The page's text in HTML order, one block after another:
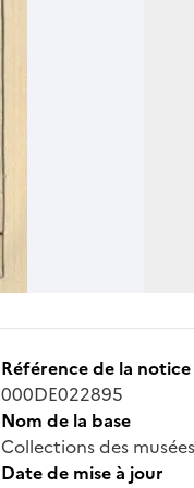
Référence de la notice
000DE022895
Nom de la base
Collections des
Date de mise à jour